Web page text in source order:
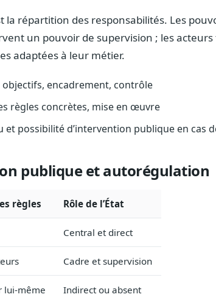
la répartition des responsabilités. Les
un pouvoir de supervision ; les
adaptées à leur métier.
objectifs, encadrement, contrôle
règles concrètes, mise en œuvre
et possibilité d’intervention publique en cas
publique et autorégulation
règles Rôle de l’État
Central et direct
Cadre et supervision
lui-même Indirect ou absent